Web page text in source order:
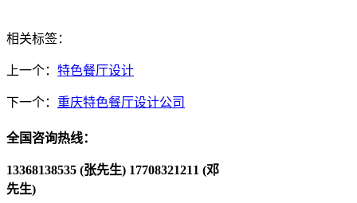
相关标签：
上一个： 特色餐厅设计
下一个： 重庆特色餐厅设计公司
全国咨询热线：
13368138535 (张先生) 17708321211 (邓
先生)